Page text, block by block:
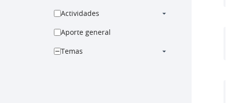
Actividades
Aporte general
Temas